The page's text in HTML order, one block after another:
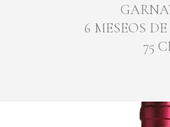
6 MESEOS
75